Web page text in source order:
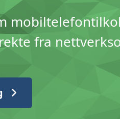
fra